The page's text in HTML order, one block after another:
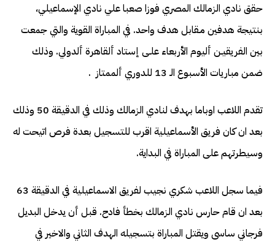
حقق نادي الزمالك المصري فوزا صعبا علي نادي الإسماعيلي،
بنتيجة هدفين مـقابل هدف واحد. في المباراة القوية والتي جمعت
بين الفريقيـن أليوم الأربعاء علـى إستاد ألقاهرة ألدولي. وذلك
ضمن مباريات الأسبوع الـ 13 للدوري ألممتاز .
تقدم اللاعب اوباما بهدف لنادي الزمالك وذلك في الدقيقة 50 وذلك
بعد ان كان فريق الأسماعيلية اقرب للتسجيل بعدة فرص اتيحت له
وسيطرتهم على المباراة في البداية.
فيما سجل اللاعب شكري نجيب لفريق الاسماعيلية في الدقيقة 63
بعد ان قام حارس نادي الزمالك بخطأ فادح. قبل أن يدخل البديل
فرجاني ساسى ويقتل المباراة بتسجيله الهدف الثاني والاخير في